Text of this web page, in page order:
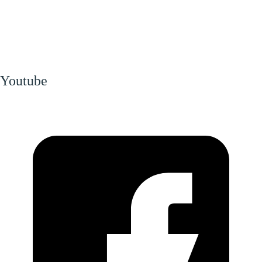
Youtube